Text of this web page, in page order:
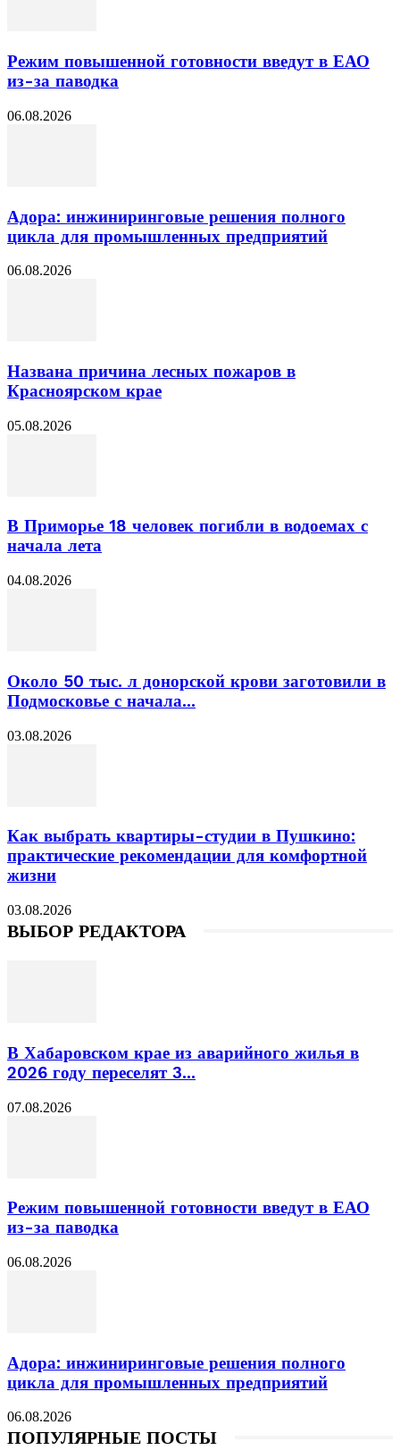
Режим повышенной готовности введут в ЕАО
из-за паводка
06.08.2026
Адора: инжиниринговые решения полного
цикла для промышленных предприятий
06.08.2026
Названа причина лесных пожаров в
Красноярском крае
05.08.2026
В Приморье 18 человек погибли в водоемах с
начала лета
04.08.2026
Около 50 тыс. л донорской крови заготовили в
Подмосковье с начала...
03.08.2026
Как выбрать квартиры-студии в Пушкино:
практические рекомендации для комфортной
жизни
03.08.2026
ВЫБОР РЕДАКТОРА
В Хабаровском крае из аварийного жилья в
2026 году переселят 3...
07.08.2026
Режим повышенной готовности введут в ЕАО
из-за паводка
06.08.2026
Адора: инжиниринговые решения полного
цикла для промышленных предприятий
06.08.2026
ПОПУЛЯРНЫЕ ПОСТЫ